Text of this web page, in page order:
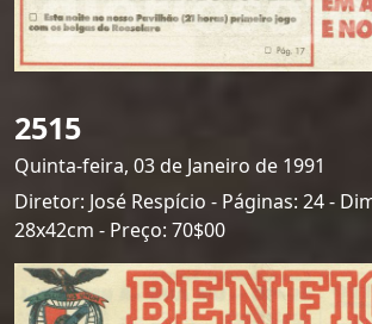
2515
Quinta-feira, 03 de Janeiro de 1991
Diretor: José Respício - Páginas: 24 -
28x42cm - Preço: 70$00